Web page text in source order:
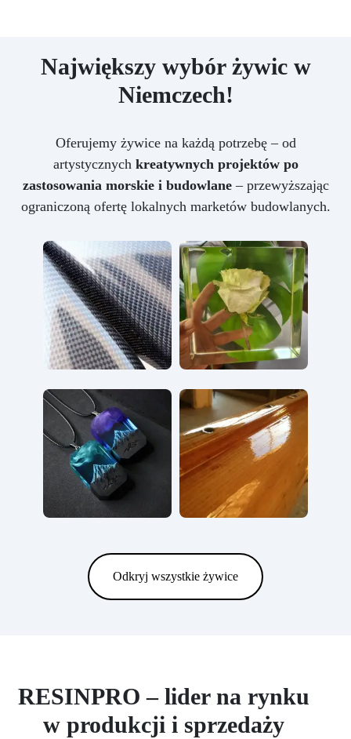
Największy wybór żywic w
Niemczech!
Oferujemy żywice na każdą potrzebę – od
artystycznych kreatywnych projektów po
zastosowania morskie i budowlane– przewyższając
ograniczoną ofertę lokalnych marketów budowlanych.
Odkryj wszystkie żywice
RESINPRO – lider na rynku
w produkcji i sprzedaży